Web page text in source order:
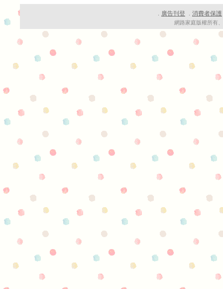
． 廣告刊登 ． 消費者保護
網路家庭版權所有